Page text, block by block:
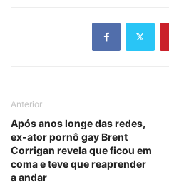
Anterior
Após anos longe das redes,
ex-ator pornô gay Brent
Corrigan revela que ficou em
coma e teve que reaprender
a andar